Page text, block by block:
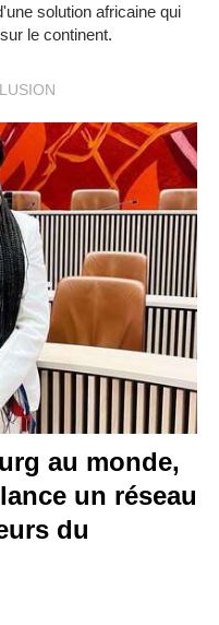
solution africaine qui
le continent.
au monde,
un réseau
du